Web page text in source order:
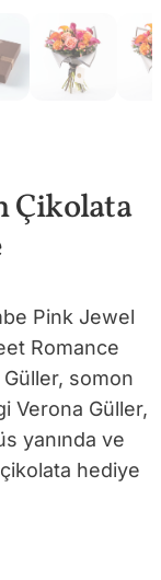
Çikolata
Pink Jewel
Romance
somon
Verona Güller,
yanında ve
hediye